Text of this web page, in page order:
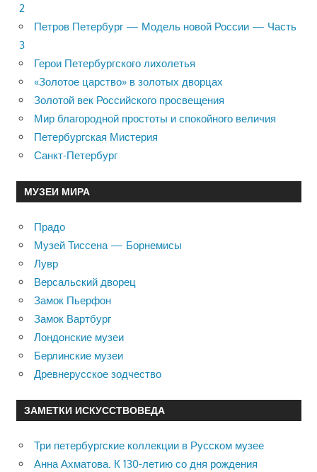
2
Петров Петербург — Модель новой России — Часть
3
Герои Петербургского лихолетья
«Золотое царство» в золотых дворцах
Золотой век Российского просвещения
Мир благородной простоты и спокойного величия
Петербургская Мистерия
Санкт-Петербург
МУЗЕИ МИРА
Прадо
Музей Тиссена — Борнемисы
Лувр
Версальский дворец
Замок Пьерфон
Замок Вартбург
Лондонские музеи
Берлинские музеи
Древнерусское зодчество
ЗАМЕТКИ ИСКУССТВОВЕДА
Три петербургские коллекции в Русском музее
Анна Ахматова. К 130-летию со дня рождения